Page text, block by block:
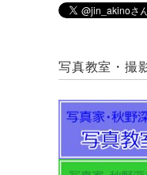
写真教室・撮